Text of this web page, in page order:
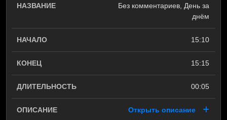
Без комментариев, День за
днём
15:10
15:15
00:05
Открыть описание